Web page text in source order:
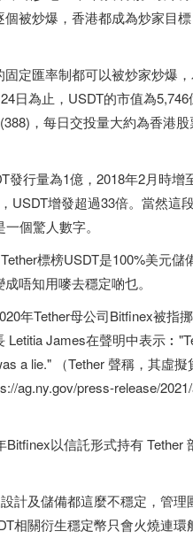
個被炒爆，香港都成為炒家目
定匯率制都可以被炒家炒爆
日為止，USDT的市值為
，每日交投量大約為香港
發行量為1億，2018年2月時
USDT增發超過33倍。當然這
個驚人數字。
標榜USDT是100%美元
唔知用嘜去穩定啲乜。
年Tether母公司Bitfinex被指
Letitia James在聲明中表示
a lie." （Tether 聲稱，其虛
ag.ny.gov/press-release/
Bitfinex以信託形式持有
計及儲備都這麼不穩定，管
相關衍生穩定幣只會火燒連環